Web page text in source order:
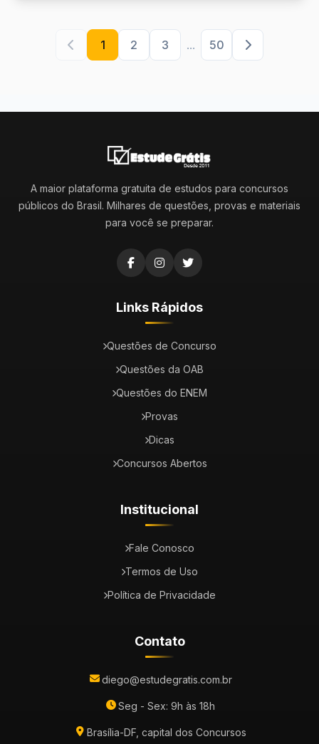
1 2 3 ... 50
A maior plataforma gratuita de estudos para concursos
públicos do Brasil. Milhares de questões, provas e materiais
para você se preparar.
Links Rápidos
Questões de Concurso
Questões da OAB
Questões do ENEM
Provas
Dicas
Concursos Abertos
Institucional
Fale Conosco
Termos de Uso
Política de Privacidade
Contato
diego@estudegratis.com.br
Seg - Sex: 9h às 18h
Brasília-DF, capital dos Concursos